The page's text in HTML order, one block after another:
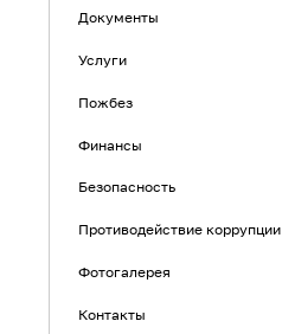
Документы
Услуги
Пожбез
Финансы
Безопасность
Противодействие коррупции
Фотогалерея
Контакты